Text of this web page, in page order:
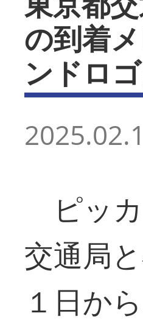
の到着
ンドロ
ピッ
交通局
１日か